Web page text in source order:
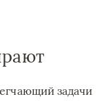
задачи